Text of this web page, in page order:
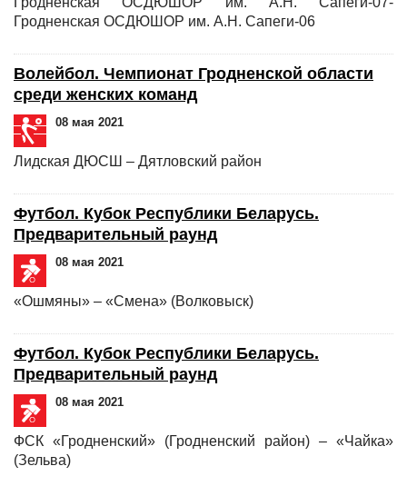
Гродненская ОСДЮШОР им. А.Н. Сапеги-06
Волейбол. Чемпионат Гродненской области
среди женских команд
08 мая 2021
Лидская ДЮСШ – Дятловский район
Футбол. Кубок Республики Беларусь.
Предварительный раунд
08 мая 2021
«Ошмяны» – «Смена» (Волковыск)
Футбол. Кубок Республики Беларусь.
Предварительный раунд
08 мая 2021
ФСК «Гродненский» (Гродненский район) – «Чайка»
(Зельва)